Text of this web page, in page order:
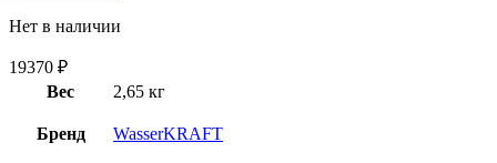
Нет в наличии
19370 ₽
Вес
2,65 кг
Бренд WasserKRAFT